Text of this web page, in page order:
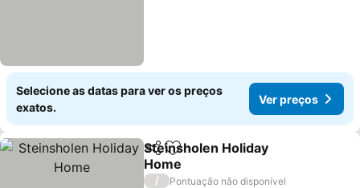
Selecione as datas para ver os preços
exatos.
Ver preços
PartilharAdicionar aos favoritos
Steinsholen Holiday
Home
/
Pontuação não disponível